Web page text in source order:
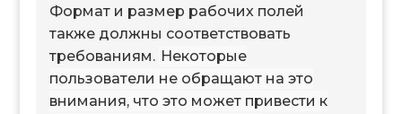
Формат и размер рабочих полей
также должны соответствовать
требованиям. Некоторые
пользователи не обращают на это
внимания, что это может привести к